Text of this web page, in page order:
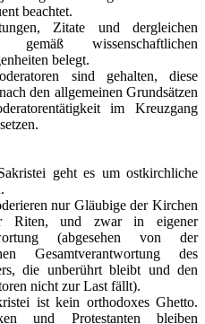
beachtet.
Zitate und dergleichen
gemäß wissenschaftlichen
belegt.
sind gehalten, diese
den allgemeinen Grundsätzen
im Kreuzgang
geht es um ostkirchliche
nur Gläubige der Kirchen
Riten, und zwar in eigener
(abgesehen von der
Gesamtverantwortung des
die unberührt bleibt und den
nicht zur Last fällt).
ist kein orthodoxes Ghetto.
und Protestanten bleiben